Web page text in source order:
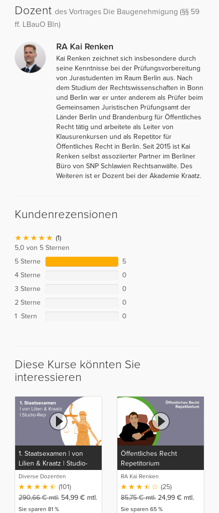
Dozent des Vortrages Die Baugenehmigung (§§ 59
ff. LBauO Bln)
RA Kai Renken
Kai Renken zeichnet sich insbesondere durch
seine Kenntnisse bei der Prüfungsvorbereitung
von Jurastudenten im Raum Berlin aus. Nach
dem Studium der Rechtswissenschaften in Bonn
und Berlin war er unter anderem als Prüfer beim
Gemeinsamen Juristischen Prüfungsamt der
Länder Berlin und Brandenburg für Öffentliches
Recht tätig und arbeitete als Leiter von
Klausurenkursen und als Repetitor für
Öffentliches Recht in Berlin. Seit 2015 ist Kai
Renken selbst assoziierter Partner im Berliner
Büro von SNP Schlawien Rechtsanwälte. Des
Weiteren ist er Dozent bei der Akademie Kraatz.
Kundenrezensionen
(1)
5,0 von 5 Sternen
5 Sterne
5
4 Sterne
0
3 Sterne
0
2 Sterne
0
1 Stern
0
Diese Kurse könnten Sie
interessieren
1. Staatsexamen | von
Lilien & Kraatz | Studio-
Rep
Diverse Dozenten
(101)
290,66€mtl. 54,99 € mtl.
Sie sparen 81 %
Öffentliches Recht
Repetitorium
RA Kai Renken
(25)
85,75€mtl. 24,99 € mtl.
Sie sparen 65 %